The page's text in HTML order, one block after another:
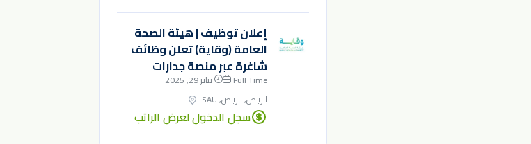
إعلان توظيف | هيئة الصحة
العامة (وقاية) تعلن وظائف
شاغرة عبر منصة جدارات
Full Time
يناير 29, 2025
الرياض, الرياض, SAU
سجل الدخول لعرض الراتب